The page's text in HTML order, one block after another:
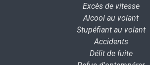
Excès de vitesse
Alcool au volant
Stupéfiant au volant
Accidents
Délit de fuite